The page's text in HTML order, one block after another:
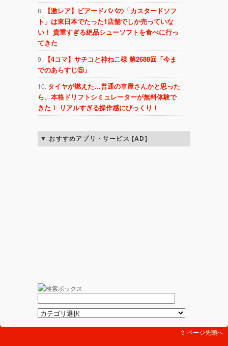
【激レア】ビアードパパの「カスタードソフ
ト」は東日本でたった1店舗でしか売っていな
い！ 貴重すぎる絶品シューソフトを食べに行っ
てきた
【4コマ】サチコと神ねこ様 第2688回「今ま
でのあらすじ⑤」
タイヤが燃えた…普通の車屋さんかと思った
ら、本格ドリフトシミュレーターが無料体験で
きた！ リアルすぎる操作感にびっくり！
おすすめアプリ・サービス [AD]
⇪ ページ先頭へ